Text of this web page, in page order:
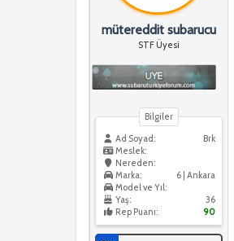
mütereddit subarucu
STF Üyesi
Bilgiler
Ad Soyad:
Brk
Meslek:
Nereden:
6 | Ankara
Marka:
Model ve Yıl:
Yaş:
36
Rep Puanı:
90